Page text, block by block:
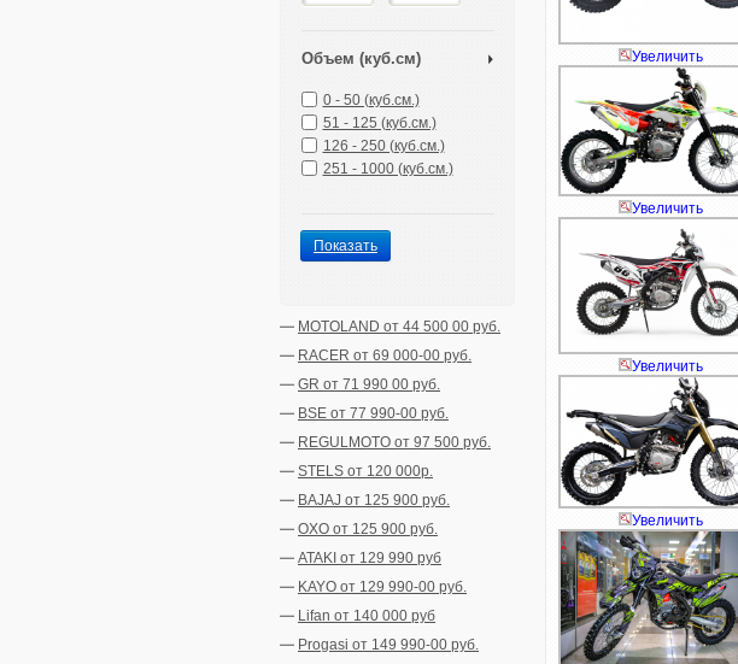
Объем (куб.см)
0 - 50 (куб.см.)
51 - 125 (куб.см.)
126 - 250 (куб.см.)
251 - 1000 (куб.см.)
Показать
MOTOLAND от 44 500 00 руб.
RACER от 69 000-00 руб.
GR от 71 990 00 руб.
BSE от 77 990-00 руб.
REGULMOTO от 97 500 руб.
STELS от 120 000р.
BAJAJ от 125 900 руб.
OXO от 125 900 руб.
ATAKI от 129 990 руб
KAYO от 129 990-00 руб.
Lifan от 140 000 руб
Progasi от 149 990-00 руб.
Увеличить
Увеличить
Увеличить
Увеличить